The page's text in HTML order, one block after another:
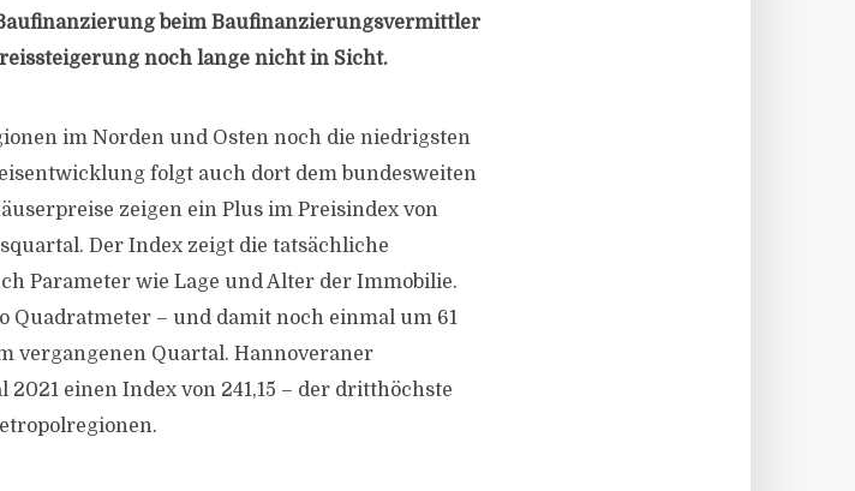
beim Baufinanzierungsvermittler
noch lange nicht in Sicht.
im Norden und Osten noch die niedrigsten
folgt auch dort dem bundesweiten
zeigen ein Plus im Preisindex von
Der Index zeigt die tatsächliche
Parameter wie Lage und Alter der Immobilie.
Quadratmeter – und damit noch einmal um 61
vergangenen Quartal. Hannoveraner
einen Index von 241,15 – der dritthöchste